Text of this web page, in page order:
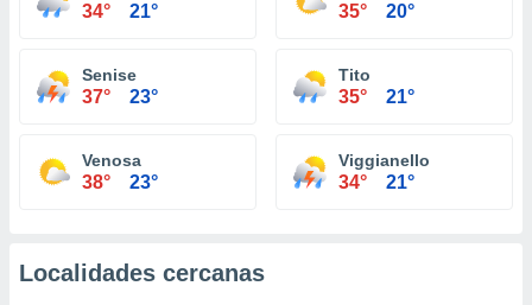
34° 21° 35° 20°
Senise
37° 23°
Tito
35° 21°
Venosa
38° 23°
Viggianello
34° 21°
Localidades cercanas